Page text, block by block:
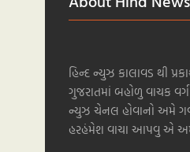
હિન્દ ન્યુઝ કાલાવડ થી
ગુજરાતમાં બહોળુ વાચક
ન્યુઝ ચેનલ હોવાનો અમે
હરહંમેશ વાચા આપવુ એ